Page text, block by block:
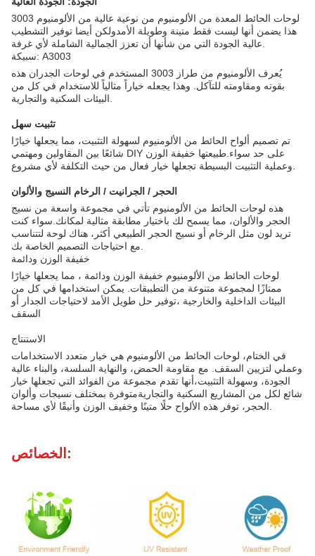
لوحات الحائط المعدة من الألومنيوم من نوعية عالية من الألومنيوم 3003
هذا يضمن أنها ليست فقط متينة وطويلة الأمدولكن أيضا توفير التشطيب
سبيكة: A3003
يُعرف الألومنيوم من طراز 3003 المستخدم في لوحات الجدران هذه
بقوته ومقاومته للتآكل. وهذا يجعله خياراً مثالياً للاستخدام في كل من
تثبيت سهل
تم تصميم ألواح الحائط من الألومنيوم لسهولة التثبيت، مما يجعلها خيارًا
شائعًا بين المقاولين ومهتمي DIY على حد سواء.طبيعتها خفيفة الوزن
الحجر / الجرانيت / الرخام النسيج والألوان
هذه لوحات الحائط من الألومنيوم تأتي في مجموعة واسعة من نسيج
الحجر والألوان، مما يسمح لك باختيار مطابقة مثالية لمكانك.سواء كنت
تريد لون مثل الرخام أو نسيج الحجر الطبيعي أكثر، هناك لوحة لتتناسب
خفيفة الوزن ودائمة
لوحات الحائط من الألومنيوم خفيفة الوزن ودائمة ، مما يجعلها خيارًا
ممتازًا لمجموعة متنوعة من التطبيقات. يمكن استخدامها في كل من
البيئات الداخلية والخارجية ،توفير حل طويل الأمد لاحتياجات الجدار أو
السقف
الاستنتاج
في الختام، لوحات الحائط من الألومنيوم هي خيار متعدد الاستخدامات
وعملي لتزيين السقف. مع مقاومة الحمض، والنهاية السلسة، والبناء عالية
الجودة، وسهولة التثبيت،أنها تقدم مجموعة من الفوائد التي تجعلها خيار
شائع لكل من المشاريع السكنية والتجاريةمتوفرة بمختلف نسيجات وألوان
الخصائص: